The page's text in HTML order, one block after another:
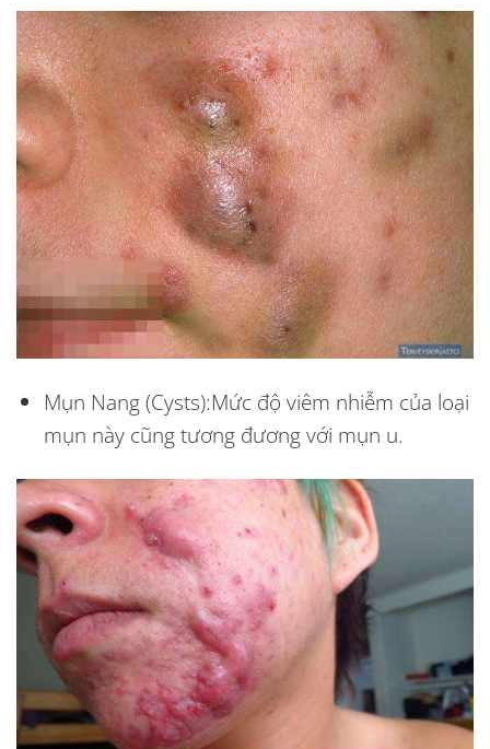
Mụn Nang (Cysts):Mức độ viêm nhiễm của loại
mụn này cũng tương đương với mụn u.